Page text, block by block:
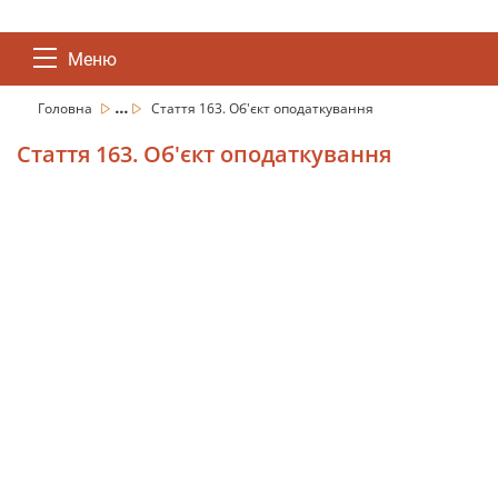
Меню
Головна ... Стаття 163. Об'єкт оподаткування
Стаття 163. Об'єкт оподаткування